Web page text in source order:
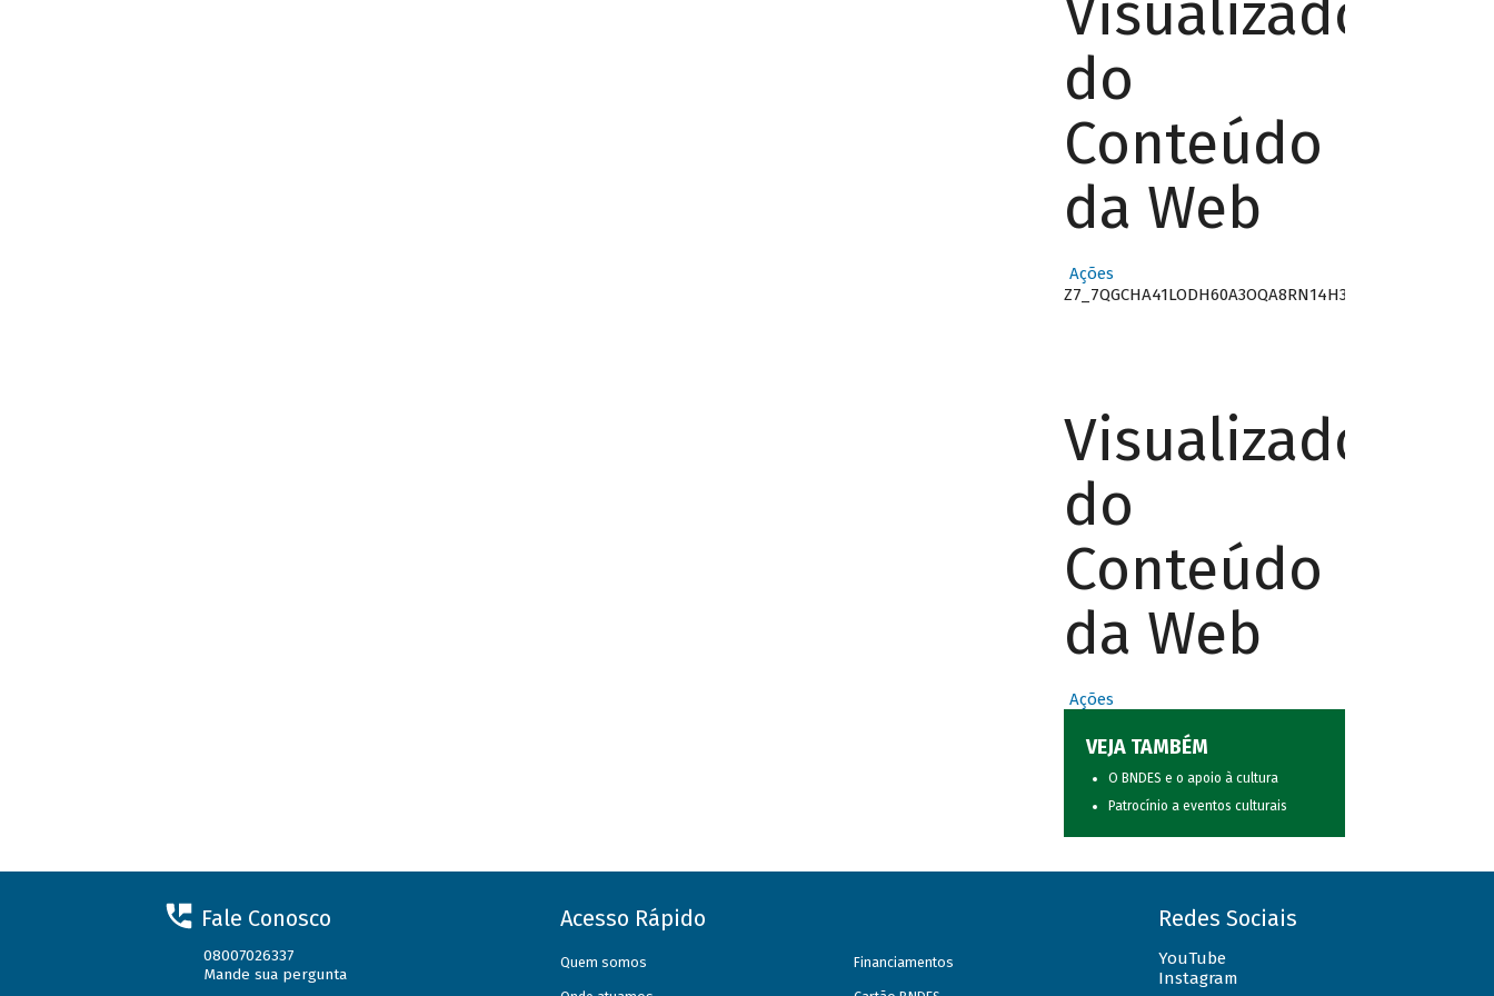
Visualizador
do
Conteúdo
da Web
Ações
Z7_7QGCHA41LODH60A3OQA8RN14H3
Visualizador
do
Conteúdo
da Web
Ações
VEJA TAMBÉM
O BNDES e o apoio à cultura
Patrocínio a eventos culturais
Fale Conosco
08007026337
Mande sua pergunta
Acesso Rápido
Quem somos Financiamentos
Redes Sociais
YouTube
Instagram